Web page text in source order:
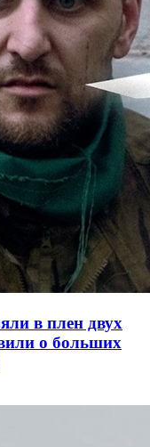
в плен двух
о больших